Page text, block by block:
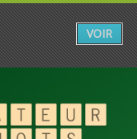
VOIR